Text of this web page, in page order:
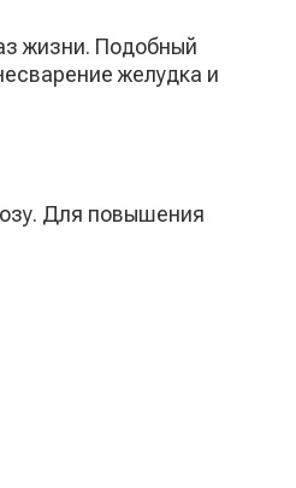
жизни. Подобный
желудка и
Для повышения